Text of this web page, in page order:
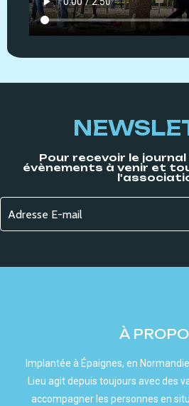
Pour recevoir le
évènements à venir et
À
Implantée à Épaignes, en
Lieu agit depuis toujours avec des
accompagner les personnes en